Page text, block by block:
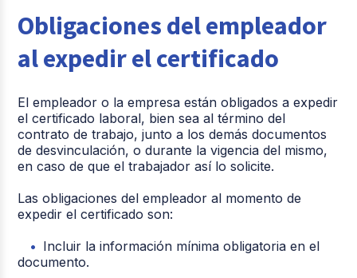
Obligaciones del empleador
al expedir el certificado
El empleador o la empresa están obligados a expedir
el certificado laboral, bien sea al término del
contrato de trabajo, junto a los demás documentos
de desvinculación, o durante la vigencia del mismo,
en caso de que el trabajador así lo solicite.
Las obligaciones del empleador al momento de
expedir el certificado son:
Incluir la información mínima obligatoria en el
documento.